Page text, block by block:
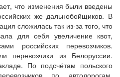
что изменения были введены
же дальнобойщиков. В
сложилась так из-за того, что
для себя увеличение квот,
российских перевозчиков.
перевозчики из Белоруссии.
По подсчётам польского
по автодорогам,